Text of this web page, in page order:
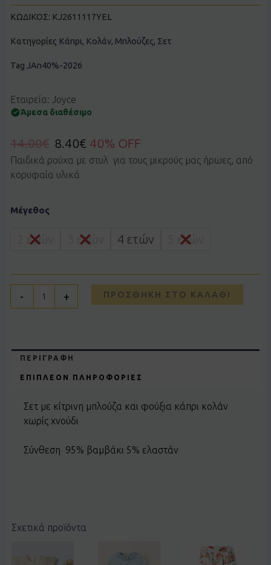
ΚΩΔΙΚΟΣ: KJ2611117YEL
Κατηγορίες Κάπρι, Κολάν, Μπλούζες, Σετ
Tag JAn40%-2026
Εταιρεία: Joyce
Άμεσα διαθέσιμο
14.00€ 8.40€ 40% OFF
Παιδικά ρούχα με στυλ για τους μικρούς μας ήρωες, από
κορυφαία υλικά
Μέγεθος
2 ετών 3 ετών 4 ετών 5 ετών
-
Joyce
κίτρινο
ποσότητα
+ ΠΡΟΣΘΉΚΗ ΣΤΟ ΚΑΛΆΘΙ
ΠΕΡΙΓΡΑΦΉ
ΕΠΙΠΛΈΟΝ ΠΛΗΡΟΦΟΡΊΕΣ
Σετ με κίτρινη μπλούζα και φούξια κάπρι κολάν
χωρίς χνούδι
Σύνθεση 95% βαμβάκι 5% ελαστάν
Σχετικά προϊόντα